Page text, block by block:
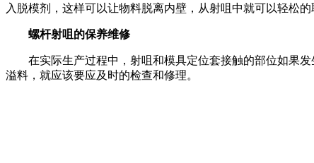
入脱模剂，这样可以让物料脱离内壁，从射咀中就可以轻松的
螺杆射咀的保养维修
在实际生产过程中，射咀和模具定位套接触的部位如果发
溢料，就应该要应及时的检查和修理。